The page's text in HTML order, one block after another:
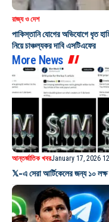
রাজ্য ও দেশ
পাকিস্তানি যোগের অভিযোগে ধৃত
নিয়ে চাঞ্চল্যকর দাবি এসটিএফের
More News
আন্তর্জাতিক খবরJanuary 17, 2026
𝕏-এ সেরা আর্টিকেলের জন্য ১০